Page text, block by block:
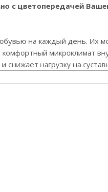
с цветопередачей
на каждый день.
микроклимат
нагрузку на